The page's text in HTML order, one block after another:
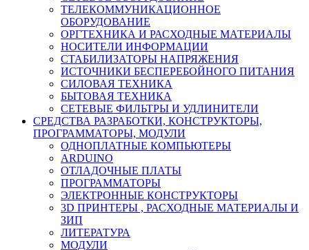
ТЕЛЕКОММУНИКАЦИОННОЕ
ОБОРУДОВАНИЕ
ОРГТЕХНИКА И РАСХОДНЫЕ МАТЕРИАЛЫ
НОСИТЕЛИ ИНФОРМАЦИИ
СТАБИЛИЗАТОРЫ НАПРЯЖЕНИЯ
ИСТОЧНИКИ БЕСПЕРЕБОЙНОГО ПИТАНИЯ
СИЛОВАЯ ТЕХНИКА
БЫТОВАЯ ТЕХНИКА
СЕТЕВЫЕ ФИЛЬТРЫ И УДЛИНИТЕЛИ
СРЕДСТВА РАЗРАБОТКИ, КОНСТРУКТОРЫ,
ПРОГРАММАТОРЫ, МОДУЛИ
ОДНОПЛАТНЫЕ КОМПЬЮТЕРЫ
ARDUINO
ОТЛАДОЧНЫЕ ПЛАТЫ
ПРОГРАММАТОРЫ
ЭЛЕКТРОННЫЕ КОНСТРУКТОРЫ
3D ПРИНТЕРЫ , РАСХОДНЫЕ МАТЕРИАЛЫ И
ЗИП
ЛИТЕРАТУРА
МОДУЛИ